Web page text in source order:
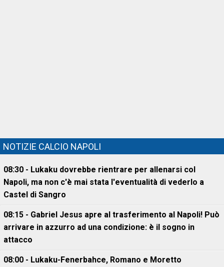
NOTIZIE CALCIO NAPOLI
08:30 - Lukaku dovrebbe rientrare per allenarsi col
Napoli, ma non c'è mai stata l'eventualità di vederlo a
Castel di Sangro
08:15 - Gabriel Jesus apre al trasferimento al Napoli! Può
arrivare in azzurro ad una condizione: è il sogno in
attacco
08:00 - Lukaku-Fenerbahce, Romano e Moretto